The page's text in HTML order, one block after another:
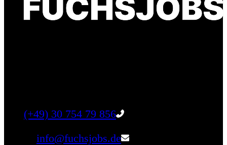
(+49) 30 754 79 856
info@fuchsjobs.de